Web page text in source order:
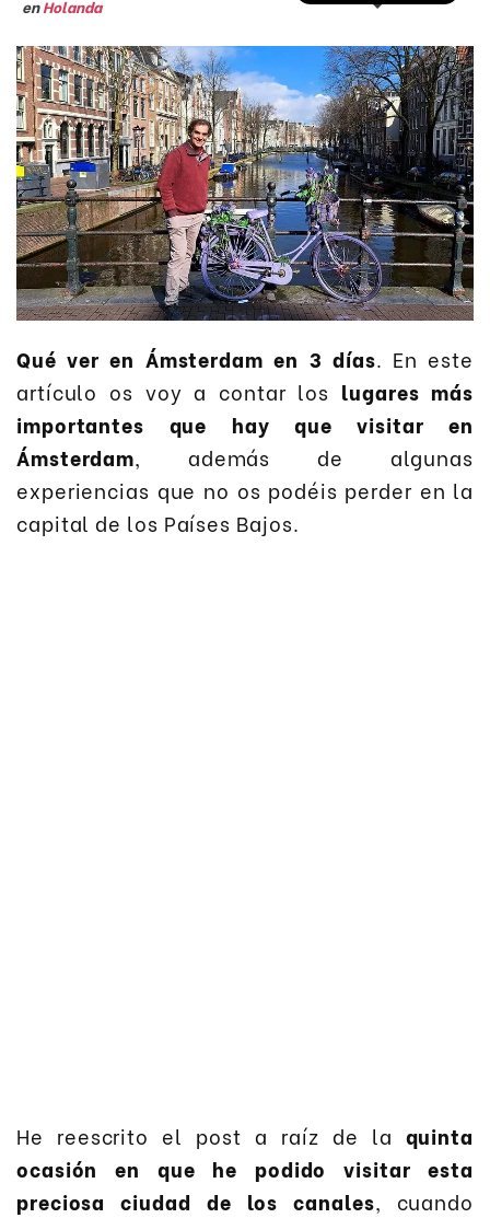
enHolanda
Qué ver en Ámsterdam en 3 días. En este
artículo os voy a contar los lugares más
importantes que hay que visitar en
Ámsterdam, además de algunas
experiencias que no os podéis perder en la
capital de los Países Bajos.
He reescrito el post a raíz de la quinta
ocasión en que he podido visitar esta
preciosa ciudad de los canales, cuando